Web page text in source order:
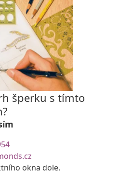
šperku s tímto
okna dole.